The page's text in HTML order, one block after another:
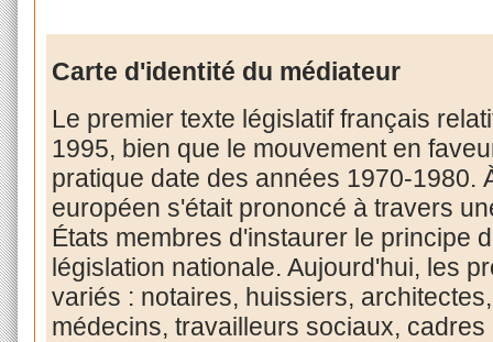
Carte d'identité du médiateur
Le premier texte législatif français
1995, bien que le mouvement en
pratique date des années 1970-1980.
européen s'était prononcé à travers
États membres d'instaurer le principe
législation nationale. Aujourd'hui, les
variés : notaires, huissiers,
médecins, travailleurs sociaux,